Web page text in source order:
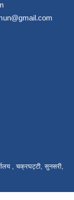
, चक्रघट्टी, सुनसरी,